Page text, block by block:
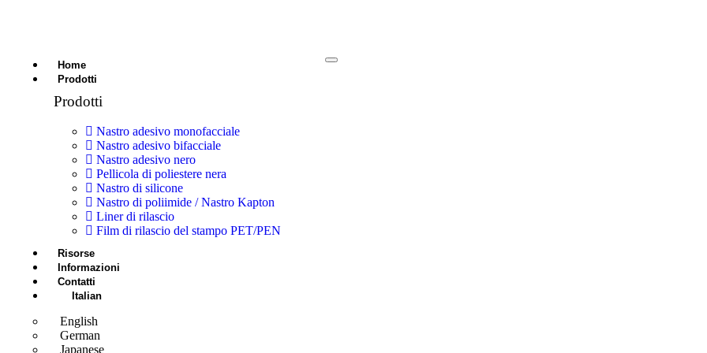
Home
Prodotti
Prodotti
Nastro adesivo monofacciale
Nastro adesivo bifacciale
Nastro adesivo nero
Pellicola di poliestere nera
Nastro di silicone
Nastro di poliimide / Nastro Kapton
Liner di rilascio
Film di rilascio del stampo PET/PEN
Risorse
Informazioni
Contatti
Italian
English
German
Japanese